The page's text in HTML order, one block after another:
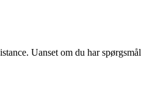
Uanset om du har spørgsmål